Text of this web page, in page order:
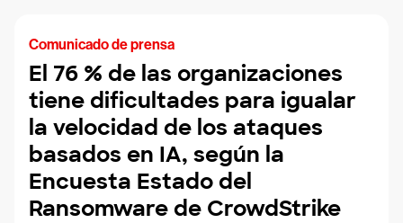
Comunicado de prensa
El 76 % de las organizaciones
tiene dificultades para igualar
la velocidad de los ataques
basados en IA, según la
Encuesta Estado del
Ransomware de CrowdStrike